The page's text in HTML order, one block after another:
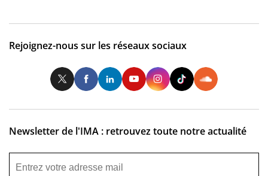
Rejoignez-nous sur les réseaux sociaux
TwitterFacebookLinkedInYoutubeInstagram
Newsletter de l'IMA : retrouvez toute notre actualité